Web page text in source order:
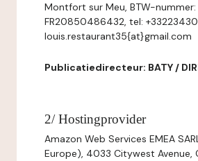
Montfort sur Meu, BTW-nummer:
FR20850486432, tel:
louis.restaurant35{at}gmail.com
Publicatiedirecteur: BATY /
2/ Hostingprovider
Amazon Web Services EMEA
Europe), 4033 Citywest Avenue,